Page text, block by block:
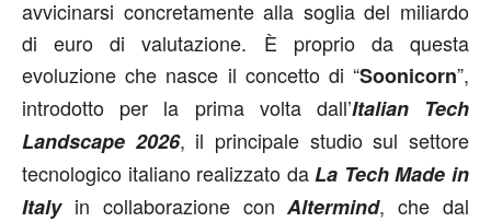
avvicinarsi concretamente alla soglia del miliardo
di euro di valutazione. È proprio da questa
evoluzione che nasce il concetto di “Soonicorn”,
introdotto per la prima volta dall’Italian Tech
Landscape 2026, il principale studio sul settore
tecnologico italiano realizzato da La Tech Made in
Italyin collaborazione conAltermind, che dal